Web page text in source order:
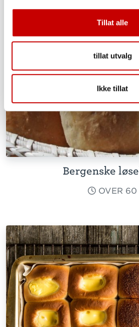
Tillat alle
tillat utvalg
Ikke tillat
Bergenske
OVER 60